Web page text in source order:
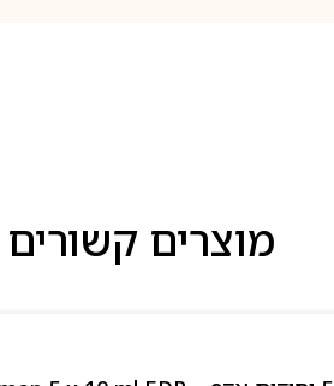
מוצרים קשורים